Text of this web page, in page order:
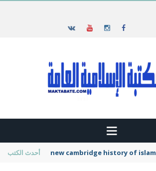
أحدث الكتب new cambridge history of islam